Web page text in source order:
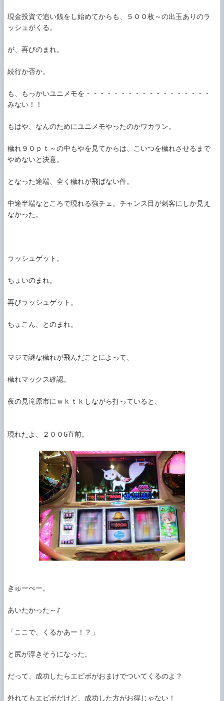
現金投資で追い銭をし始めてからも、５００枚～の出玉ありのラ
ッシュがくる。
が、再びのまれ。
続行か否か。
も、もっかいユニメモを・・・・・・・・・・・・・・・・・・
みない！！
もはや、なんのためにユニメモやったのかワカラン。
穢れ９０ｐｔ～の中もやを見てからは、こいつを穢れさせるまで
やめないと決意。
となった途端、全く穢れが飛ばない件。
中途半端なところで現れる強チェ。チャンス目が刺客にしか見え
なかった。
ラッシュゲット。
ちょいのまれ。
再びラッシュゲット。
ちょこん、とのまれ。
マジで謎な穢れが飛んだことによって、
穢れマックス確認。
夜の見滝原市にｗｋｔｋしながら打っていると、
現れたよ、２００G直前。
きゅーべー。
あいたかった～♪
「ここで、くるかあー！？」
と尻が浮きそうになった。
だって、成功したらエピボがおまけでついてくるのよ？
外れてもエピボだけど、成功した方がお得じゃない！